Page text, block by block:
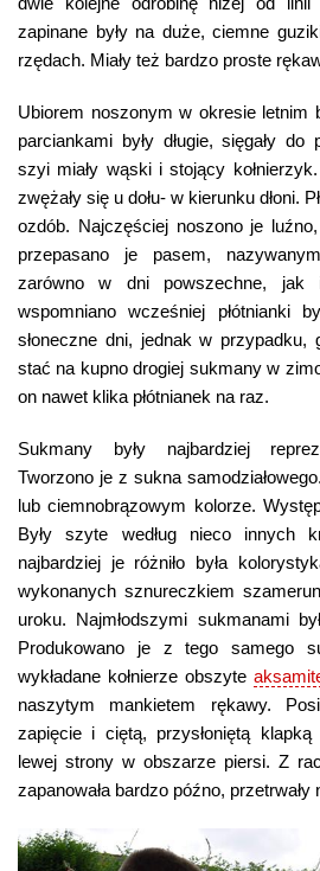
zapinane były na duże, ciemne
rzędach. Miały też bardzo proste
Ubiorem noszonym w okresie letnim
parciankami były długie, sięgały do
szyi miały wąski i stojący
zwężały się u dołu- w kierunku dłoni.
ozdób. Najczęściej noszono je
przepasano je pasem,
zarówno w dni powszechne, jak
wspomniano wcześniej płótnianki
słoneczne dni, jednak w przypadku,
stać na kupno drogiej sukmany w
on nawet klika płótnianek na raz.
Sukmany były najbardziej
Tworzono je z sukna
lub ciemnobrązowym kolorze.
Były szyte według nieco innych
najbardziej je różniło była
wykonanych sznureczkiem
uroku. Najmłodszymi sukmanami
Produkowano je z tego samego
wykładane kołnierze obszyte
naszytym mankietem rękawy.
zapięcie i ciętą, przysłoniętą
lewej strony w obszarze piersi. Z
zapanowała bardzo późno, przetrwały